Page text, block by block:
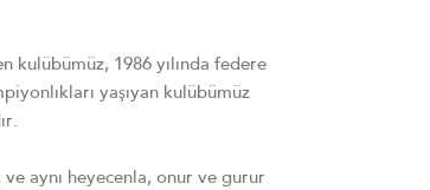
1986 yılında federe
yaşıyan kulübümüz
heyecenla, onur ve gurur